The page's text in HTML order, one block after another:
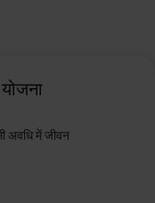
अवधि में जीवन